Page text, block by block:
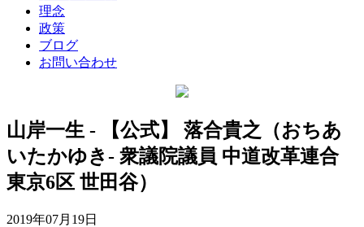
理念
政策
ブログ
お問い合わせ
山岸一生 - 【公式】 落合貴之（おちあ
いたかゆき- 衆議院議員 中道改革連合
東京6区 世田谷）
2019年07月19日